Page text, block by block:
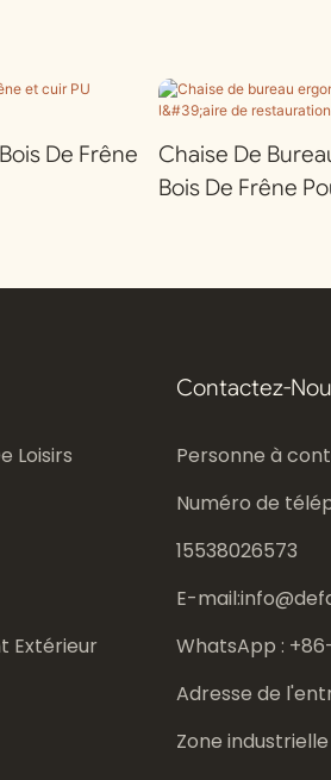
De Frêne
Chaise De
Bois De Frêne
Loisirs
Extérieur
Contactez-
Personne à
Numéro de
15538026573
E-mail:
WhatsApp :
Adresse de
Zone